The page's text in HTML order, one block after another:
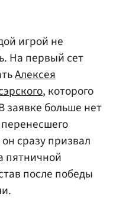
игрой не
На первый сет
Алексея
, которого
заявке больше нет
сразу призвал
пятничной
после победы